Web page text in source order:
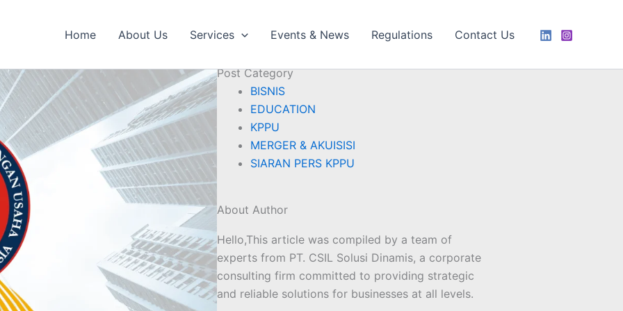
Home About Us Services Events & News Regulations Contact Us
v
l
o
p
e
n
s
a
g
r
a
m
w
i
r
a
Recent Blog Posts
Post Category​
BISNIS
EDUCATION
KPPU
MERGER & AKUISISI
SIARAN PERS KPPU
About Author
Hello,This article was compiled by a team of
experts from PT. CSIL Solusi Dinamis, a corporate
consulting firm committed to providing strategic
and reliable solutions for businesses at all levels.